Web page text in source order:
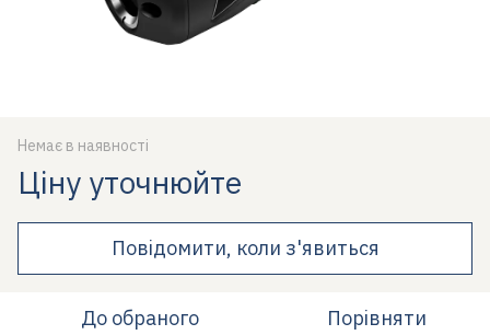
Немає в наявності
Ціну уточнюйте
Повідомити, коли з'явиться
До обраного Порівняти